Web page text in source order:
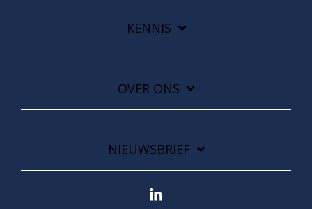
KENNIS
OVER ONS
NIEUWSBRIEF